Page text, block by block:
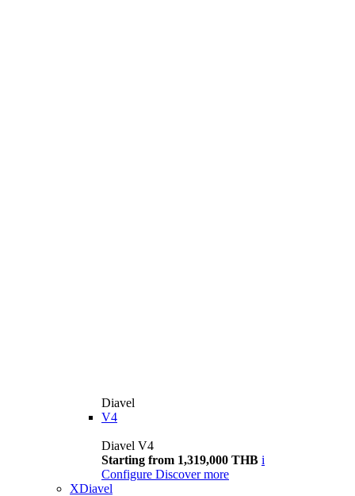
Diavel
V4
Diavel V4
Starting from 1,319,000 THB i
Configure Discover more
XDiavel